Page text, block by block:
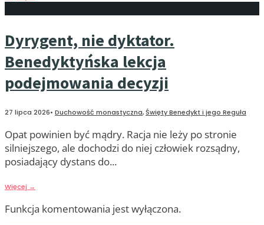
Dyrygent, nie dyktator.
Benedyktyńska lekcja
podejmowania decyzji
27 lipca 2026• Duchowość monastyczna,Święty Benedykt i jego Reguła
Opat powinien być mądry. Racja nie leży po stronie
silniejszego, ale dochodzi do niej człowiek rozsądny,
posiadający dystans do...
Więcej →
Funkcja komentowania jest wyłączona.